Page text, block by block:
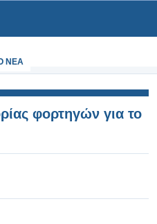
NEA
φορτηγών για το